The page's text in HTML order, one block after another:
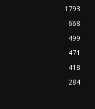
1793
668
499
471
418
284